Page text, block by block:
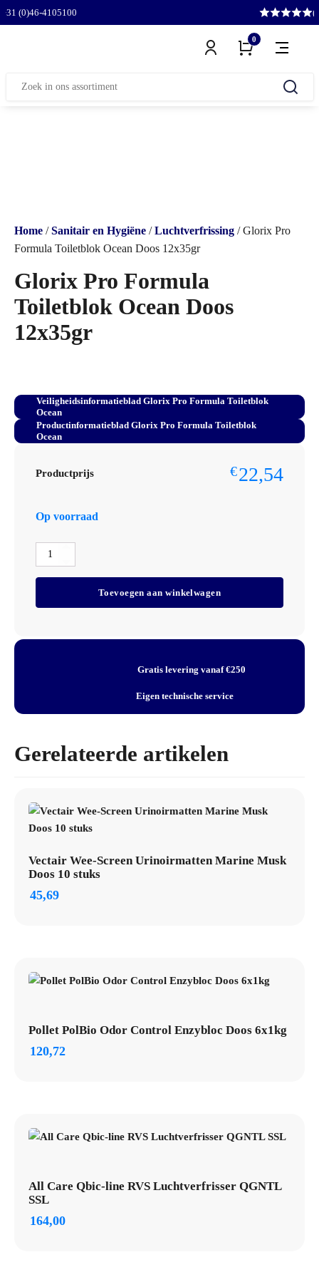
+31 (0)46-4105100
0
Zoeken
Home /Sanitair en Hygiëne /Luchtverfrissing / Glorix Pro
Formula Toiletblok Ocean Doos 12x35gr
Glorix Pro Formula
Toiletblok Ocean Doos
12x35gr
Veiligheidsinformatieblad Glorix Pro Formula Toiletblok
Ocean
Productinformatieblad Glorix Pro Formula Toiletblok
Ocean
Productprijs €22,54
Op voorraad
Glorix
Pro
Formula
Ocean
Toevoegen aan winkelwagen
Gratis levering vanaf €250
Eigen technische service
Gerelateerde artikelen
Vectair Wee-Screen Urinoirmatten Marine Musk
Doos 10 stuks
45,69
Pollet PolBio Odor Control Enzybloc Doos 6x1kg
120,72
All Care Qbic-line RVS Luchtverfrisser QGNTL
SSL
164,00